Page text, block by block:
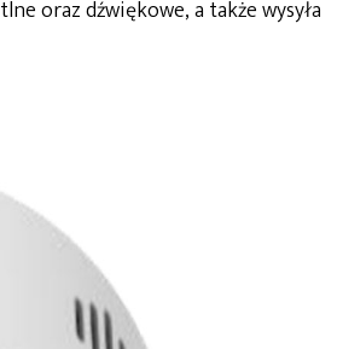
oraz dźwiękowe, a także wysyła